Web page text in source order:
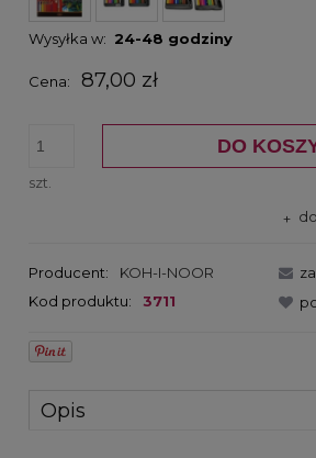
Wysyłka w: 24-48 godziny
Cena: 87,00 zł
szt.
DO
Producent:
KOH-I-NOOR
Kod produktu:
3711
Opis